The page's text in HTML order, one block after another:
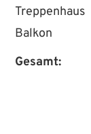
Treppenhaus
Balkon
Gesamt: